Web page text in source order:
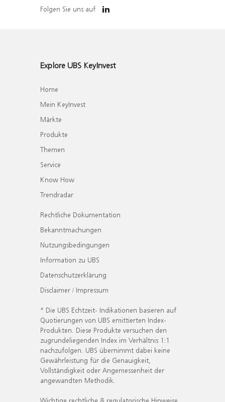
Folgen Sie uns auf
Explore UBS KeyInvest
Home
Mein KeyInvest
Märkte
Produkte
Themen
Service
Know How
Trendradar
Rechtliche Dokumentation
Bekanntmachungen
Nutzungsbedingungen
Information zu UBS
Datenschutzerklärung
Disclaimer / Impressum
* Die UBS Echtzeit- Indikationen basieren auf
Quotierungen von UBS emittierten Index-
Produkten. Diese Produkte versuchen den
zugrundeliegenden Index im Verhältnis 1:1
nachzufolgen. UBS übernimmt dabei keine
Gewährleistung für die Genauigkeit,
Vollständigkeit oder Angemessenheit der
angewandten Methodik.